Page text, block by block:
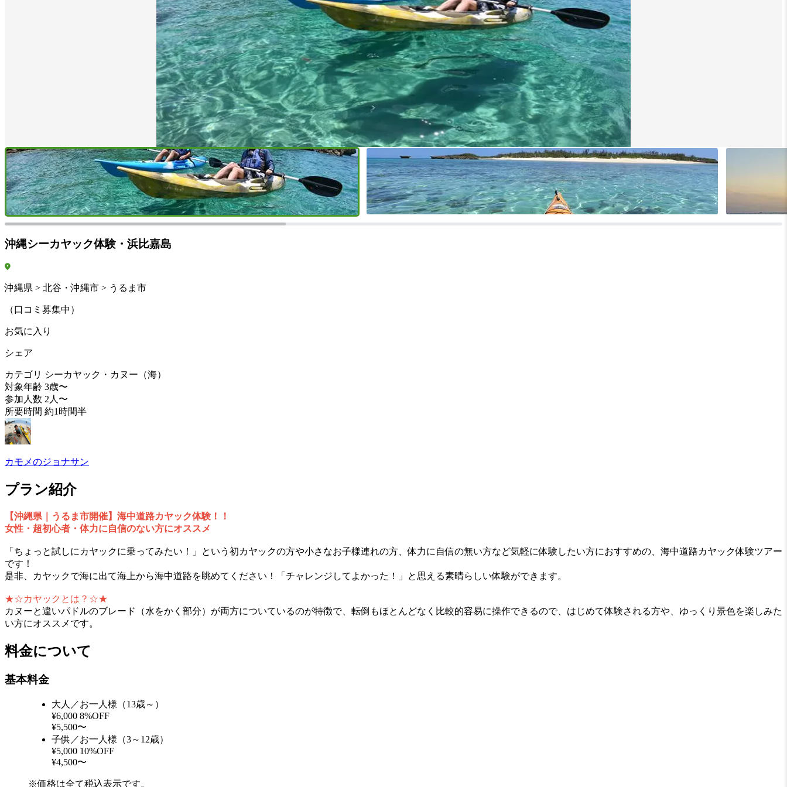
沖縄シーカヤック体験・浜比嘉島
沖縄県 > 北谷・沖縄市 > うるま市
（口コミ募集中）
お気に入り
シェア
カテゴリ シーカヤック・カヌー（海）
対象年齢 3歳〜
参加人数 2人〜
所要時間 約1時間半
カモメのジョナサン
プラン紹介
【沖縄県｜うるま市開催】海中道路カヤック体験！！
女性・超初心者・体力に自信のない方にオススメ
「ちょっと試しにカヤックに乗ってみたい！」という初カヤックの方や小さなお子様連れの方、体力に自信の無い方など気軽に体験したい方におすすめの、海中道路カヤック体験ツアー
です！
是非、カヤックで海に出て海上から海中道路を眺めてください！「チャレンジしてよかった！」と思える素晴らしい体験ができます。
★☆カヤックとは？☆★
カヌーと違いパドルのブレード（水をかく部分）が両方についているのが特徴で、転倒もほとんどなく比較的容易に操作できるので、はじめて体験される方や、ゆっくり景色を楽しみた
い方にオススメです。
料金について
基本料金
大人／お一人様（13歳～）
¥6,000 8%OFF
¥5,500〜
子供／お一人様（3～12歳）
¥5,000 10%OFF
¥4,500〜
※価格は全て税込表示です。